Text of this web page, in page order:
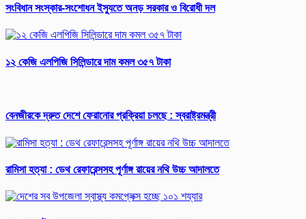
সংবিধান সংস্কার-সংশোধন ইস্যুতে অনড় সরকার ও বিরোধী দল
১২ কেজি এলপিজি সিলিন্ডারে দাম কমল ৩৫৭ টাকা
বেনজীরকে দ্রুত দেশে ফেরানোর প্রক্রিয়া চলছে : স্বরাষ্ট্রমন্ত্রী
রামিসা হত্যা : ডেথ রেফারেন্সসহ পূর্ণাঙ্গ রায়ের নথি উচ্চ আদালতে